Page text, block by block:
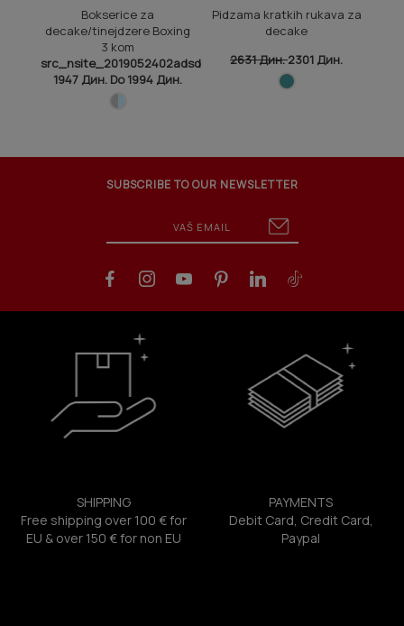
Bokserice za
decake/tinejdzere Boxing
3 kom
src_nsite_2019052402adsd
1947 Дин. Do 1994 Дин.
Pidzama kratkih rukava za
decake
2631 Дин.2301 Дин.
SUBSCRIBE TO OUR NEWSLETTER
SHIPPING
Free shipping over 100 € for
EU & over 150 € for non EU
PAYMENTS
Debit Card, Credit Card,
Paypal